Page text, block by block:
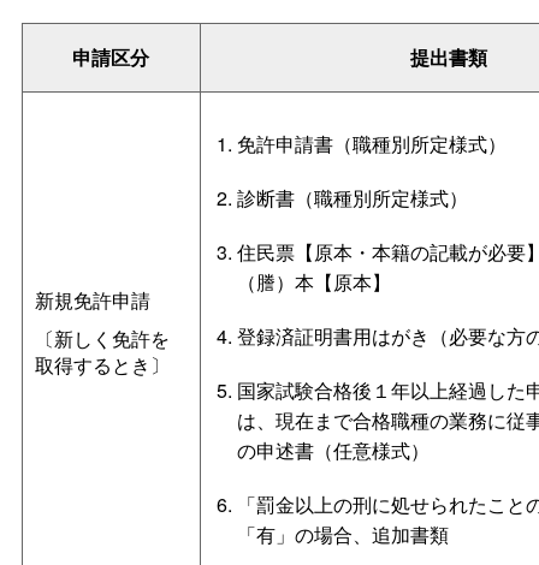
申請区分 提出書類
新規免許申請
〔新しく免許を
取得するとき〕
免許申請書（職種別所定様式）
診断書（職種別所定様式）
住民票【原本・本籍の記載が必要
（謄）本【原本】
登録済証明書用はがき（必要な方
国家試験合格後１年以上経過した
は、現在まで合格職種の業務に従
の申述書（任意様式）
「罰金以上の刑に処せられたこと
「有」の場合、追加書類